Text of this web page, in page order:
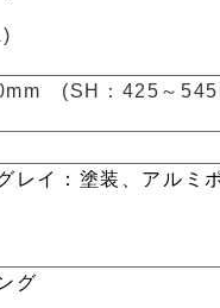
(SH：425～
レイ：塗装、アルミ
グ